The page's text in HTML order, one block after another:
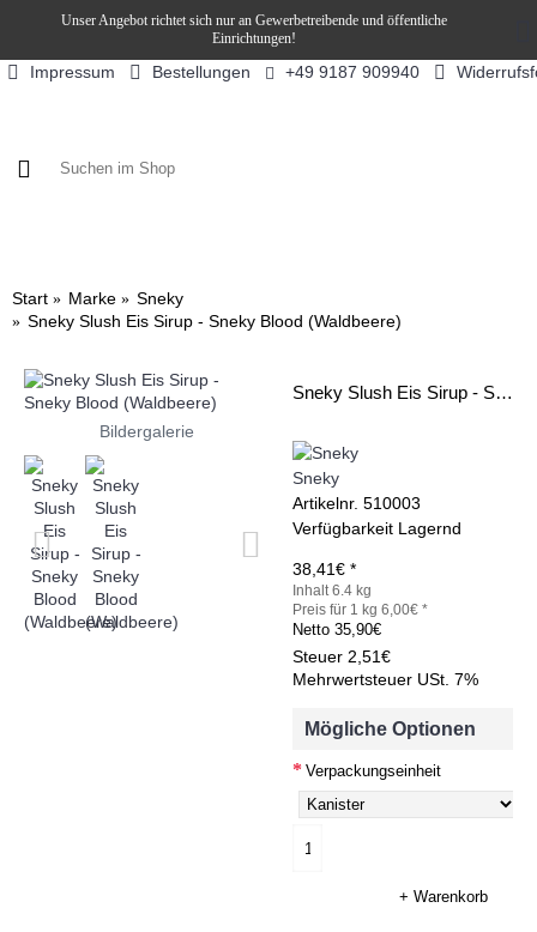
Unser Angebot richtet sich nur an Gewerbetreibende und öffentliche
Einrichtungen!
Impressum Bestellungen +49 9187 909940
Start Marke
Sneky
Sneky Slush Eis Sirup - Sneky Blood (Waldbeere)
Bildergalerie
Sneky Slush Eis Sirup - Sneky Blood (Waldbeere)
Sneky
Artikelnr. 510003
Verfügbarkeit Lagernd
38,41€ *
Inhalt 6.4 kg
Preis für 1 kg 6,00€ *
Netto 35,90€
Steuer 2,51€
Mehrwertsteuer USt. 7%
Mögliche Optionen
Verpackungseinheit
+ Warenkorb